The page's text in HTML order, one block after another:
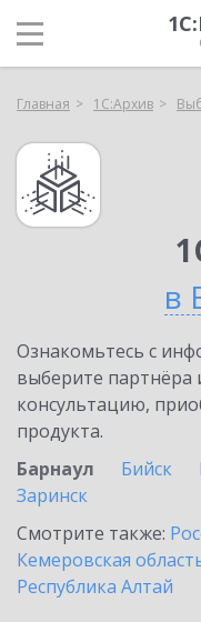
Главная 1С:Архив
в
Ознакомьтесь с
выберите партнёра
консультацию,
продукта.
Барнаул
Бийск
Заринск
Смотрите также:
Кемеровская
Республика Алтай